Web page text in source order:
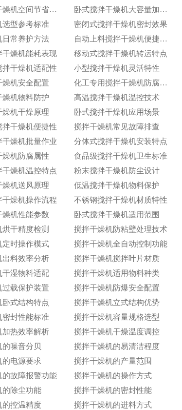
立式搅拌干燥机空间节省特性
卧式搅拌干燥机大容量加工优势
选型参考标准
密闭式搅拌干燥机密封效果
日常养护方法
自动上料搅拌干燥机便捷功能
干燥机能耗表现
移动式搅拌干燥机转运特点
拌干燥机适配性
小型搅拌干燥机灵活特性
燥机安全配置
化工专用搅拌干燥机防腐性能
燥机物料防护
高温搅拌干燥机温控技术
燥机干燥原理
卧式搅拌干燥机应用场景
拌干燥机便捷性
搅拌干燥机常见故障排查
干燥机批量作业
分体式搅拌干燥机安装特点
燥机防腐属性
食品级搅拌干燥机卫生标准
干燥机温控特点
粉末搅拌干燥机防尘设计
燥机送风原理
低温搅拌干燥机物料保护
干燥机操作流程
不锈钢搅拌干燥机材质特性
燥机性能参数
卧式搅拌干燥机适用范围
干精度检测
搅拌干燥机防粘壁处理技术
定时操作模式
搅拌干燥机全自动控制功能
出料效率分析
搅拌干燥机搅拌叶片材质
干湿物料适配
搅拌干燥机适用物料种类
过载保护装置
搅拌干燥机防爆安全配置
卧式结构特点
搅拌干燥机立式结构优势
密封性能标准
搅拌干燥机容量规格选型
加热效率解析
搅拌干燥机干燥温度调控
噪音分贝
搅拌干燥机的易清洁程度
的电源要求
搅拌干燥机的产量范围
的故障报警功能
搅拌干燥机的操作方式
的除尘功能
搅拌干燥机的密封性能
的控温精度
搅拌干燥机的进料方式